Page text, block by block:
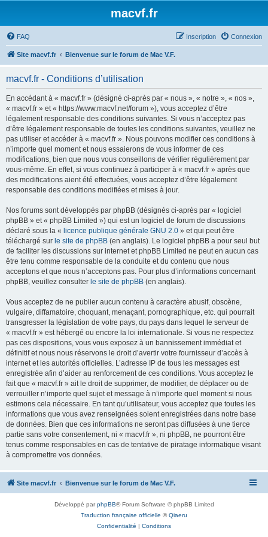
macvf.fr
FAQ Connexion
Inscription
Site macvf.fr Bienvenue sur le forum de Mac V.F.
macvf.fr - Conditions d’utilisation
En accédant à « macvf.fr » (désigné ci-après par « nous », « notre », « nos »,
« macvf.fr » et « https://www.macvf.net/forum »), vous acceptez d’être
légalement responsable des conditions suivantes. Si vous n’acceptez pas
d’être légalement responsable de toutes les conditions suivantes, veuillez ne
pas utiliser et accéder à « macvf.fr ». Nous pouvons modifier ces conditions à
n’importe quel moment et nous essaierons de vous informer de ces
modifications, bien que nous vous conseillons de vérifier régulièrement par
vous-même. En effet, si vous continuez à participer à « macvf.fr » après que
des modifications aient été effectuées, vous acceptez d’être légalement
responsable des conditions modifiées et mises à jour.
Nos forums sont développés par phpBB (désignés ci-après par « logiciel
phpBB » et « phpBB Limited ») qui est un logiciel de forum de discussions
déclaré sous la « licence publique générale GNU 2.0 » et qui peut être
téléchargé sur le site de phpBB (en anglais). Le logiciel phpBB a pour seul but
de faciliter les discussions sur internet et phpBB Limited ne peut en aucun cas
être tenu comme responsable de la conduite et du contenu que nous
acceptons et que nous n’acceptons pas. Pour plus d’informations concernant
phpBB, veuillez consulter le site de phpBB (en anglais).
Vous acceptez de ne publier aucun contenu à caractère abusif, obscène,
vulgaire, diffamatoire, choquant, menaçant, pornographique, etc. qui pourrait
transgresser la législation de votre pays, du pays dans lequel le serveur de
« macvf.fr » est hébergé ou encore la loi internationale. Si vous ne respectez
pas ces dispositions, vous vous exposez à un bannissement immédiat et
définitif et nous nous réservons le droit d’avertir votre fournisseur d’accès à
internet et les autorités officielles. L’adresse IP de tous les messages est
enregistrée afin d’aider au renforcement de ces conditions. Vous acceptez le
fait que « macvf.fr » ait le droit de supprimer, de modifier, de déplacer ou de
verrouiller n’importe quel sujet et message à n’importe quel moment si nous
estimons cela nécessaire. En tant qu’utilisateur, vous acceptez que toutes les
informations que vous avez renseignées soient enregistrées dans notre base
de données. Bien que ces informations ne seront pas diffusées à une tierce
partie sans votre consentement, ni « macvf.fr », ni phpBB, ne pourront être
tenus comme responsables en cas de tentative de piratage informatique visant
à compromettre vos données.
Site macvf.fr Bienvenue sur le forum de Mac V.F.
Développé parphpBB® Forum Software © phpBB Limited
Traduction française officielle ©Qiaeru
Confidentialité | Conditions